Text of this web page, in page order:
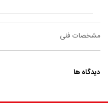
مشخصات فنی
دیدگاه ها